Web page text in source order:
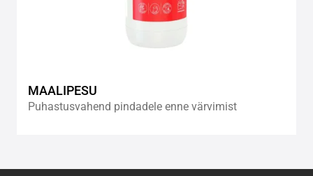
MAALIPESU
Puhastusvahend pindadele enne värvimist